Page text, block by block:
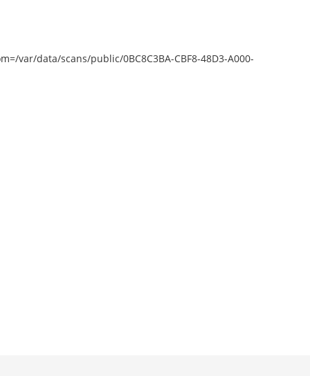
var/data/scans/public/0BC8C3BA-CBF8-48D3-A000-